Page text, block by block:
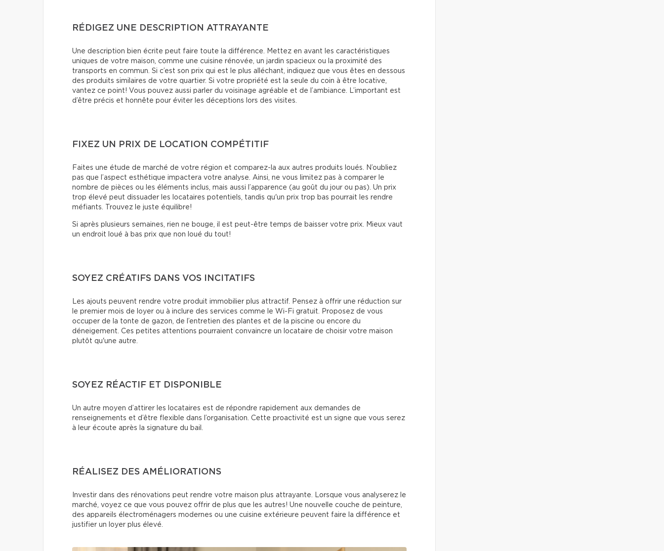
RÉDIGEZ UNE DESCRIPTION ATTRAYANTE
Une description bien écrite peut faire toute la différence. Mettez en avant les caractéristiques
uniques de votre maison, comme une cuisine rénovée, un jardin spacieux ou la proximité des
transports en commun. Si c’est son prix qui est le plus alléchant, indiquez que vous êtes en dessous
des produits similaires de votre quartier. Si votre propriété est la seule du coin à être locative,
vantez ce point! Vous pouvez aussi parler du voisinage agréable et de l’ambiance. L’important est
d’être précis et honnête pour éviter les déceptions lors des visites.
FIXEZ UN PRIX DE LOCATION COMPÉTITIF
Faites une étude de marché de votre région et comparez-la aux autres produits loués. N’oubliez
pas que l’aspect esthétique impactera votre analyse. Ainsi, ne vous limitez pas à comparer le
nombre de pièces ou les éléments inclus, mais aussi l’apparence (au goût du jour ou pas). Un prix
trop élevé peut dissuader les locataires potentiels, tandis qu'un prix trop bas pourrait les rendre
méfiants. Trouvez le juste équilibre!
Si après plusieurs semaines, rien ne bouge, il est peut-être temps de baisser votre prix. Mieux vaut
un endroit loué à bas prix que non loué du tout!
SOYEZ CRÉATIFS DANS VOS INCITATIFS
Les ajouts peuvent rendre votre produit immobilier plus attractif. Pensez à offrir une réduction sur
le premier mois de loyer ou à inclure des services comme le Wi-Fi gratuit. Proposez de vous
occuper de la tonte de gazon, de l’entretien des plantes et de la piscine ou encore du
déneigement. Ces petites attentions pourraient convaincre un locataire de choisir votre maison
plutôt qu'une autre.
SOYEZ RÉACTIF ET DISPONIBLE
Un autre moyen d’attirer les locataires est de répondre rapidement aux demandes de
renseignements et d’être flexible dans l’organisation. Cette proactivité est un signe que vous serez
à leur écoute après la signature du bail.
RÉALISEZ DES AMÉLIORATIONS
Investir dans des rénovations peut rendre votre maison plus attrayante. Lorsque vous analyserez le
marché, voyez ce que vous pouvez offrir de plus que les autres! Une nouvelle couche de peinture,
des appareils électroménagers modernes ou une cuisine extérieure peuvent faire la différence et
justifier un loyer plus élevé.